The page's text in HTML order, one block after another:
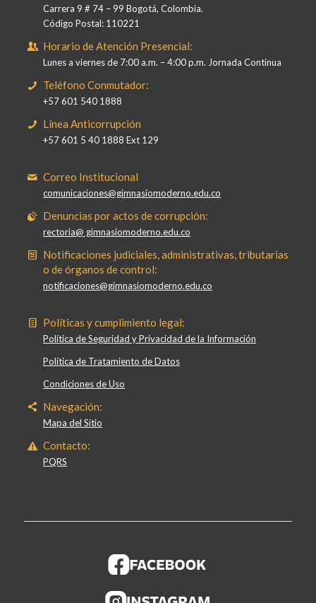
Carrera 9 # 74 – 99 Bogotá, Colombia.
Código Postal: 110221
Horario de Atención Presencial:
Lunes a viernes de 7:00 a.m. – 4:00 p.m. Jornada Continua
Teléfono Conmutador:
+57 601 540 1888
Línea Anticorrupción
+57 601 5 40 1888 Ext 129
Correo Institucional
comunicaciones@gimnasiomoderno.edu.co
Denuncias por actos de corrupción:
rectoria@ gimnasiomoderno.edu.co
Notificaciones judiciales, administrativas, tributarias
o de órganos de control:
notificaciones@gimnasiomoderno.edu.co
Políticas y cumplimiento legal:
Política de Seguridad y Privacidad de la Información
Política de Tratamiento de Datos
Condiciones de Uso
Navegación:
Mapa del Sitio
Contacto:
PQRS